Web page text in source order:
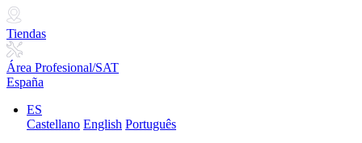
Tiendas
Área Profesional/SAT
España
ES
Castellano English Português